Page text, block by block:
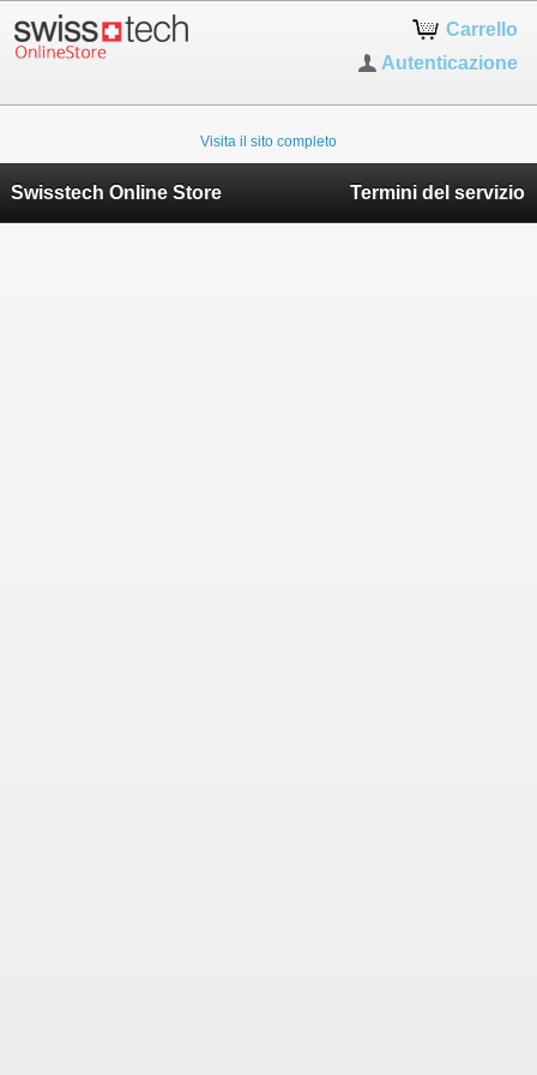
Carrello
Autenticazione
Visita il sito completo
Swisstech Online Store Termini del servizio